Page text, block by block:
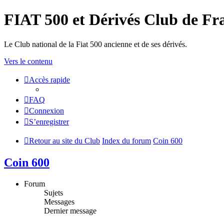
FIAT 500 et Dérivés Club de
Le Club national de la Fiat 500 ancienne et de ses dérivés.
Vers le contenu
Accès rapide
FAQ
Connexion
S’enregistrer
Retour au site du Club Index du forum Coin 600
Coin 600
Forum
Sujets
Messages
Dernier message